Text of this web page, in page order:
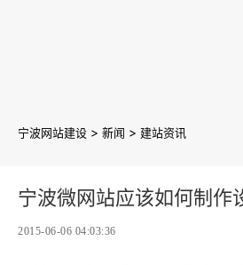
宁波网站建设 > 新闻 > 建站资讯
宁波微网站应该如何制作
2015-06-06 04:03:36